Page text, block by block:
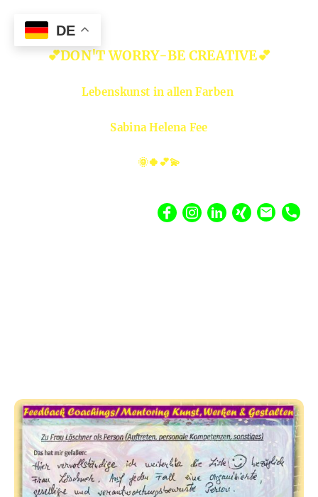
💕DON'T WORRY-BE CREATIVE💕
Lebenskunst in allen Farben
Sabina Helena Fee
🌞🍀💕💫
DE